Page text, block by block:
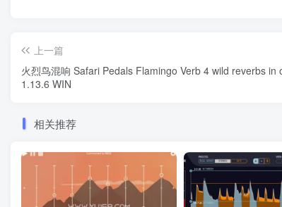
上一篇
火烈鸟混响 Safari Pedals Flamingo Verb 4 wild reverbs in
1.13.6 WIN
相关推荐